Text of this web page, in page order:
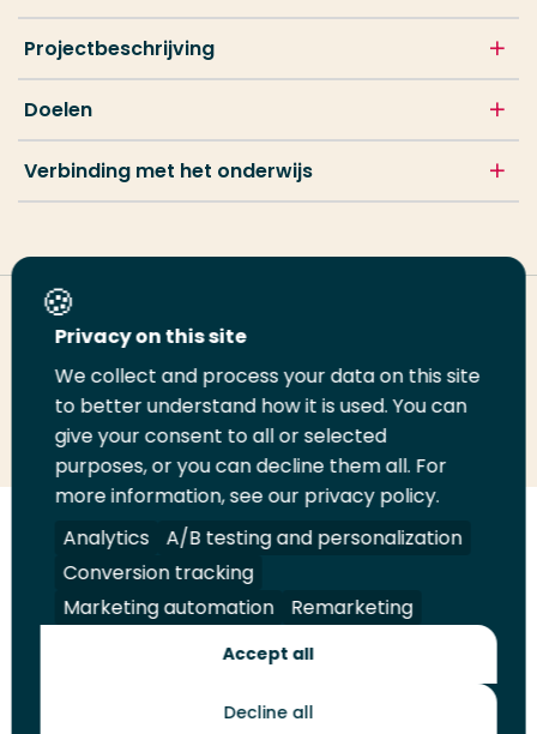
Projectbeschrijving
Doelen
Verbinding met het onderwijs
Deel deze pagina
Deel
LinkedIn
Deel
op
Twitter
Deel
op
Facebook
Email
deze
pagina
Print
deze
pagina
Volg
ons
op
LinkedIn
Volg
ons
op
Facebook
Volg
ons
op
YouTube
Volg
ons
op
Instagram
Juridisch Security A-Z Index
Contact
Toekomstmakers
Privacy on this site
We collect and process your data on this site
to better understand how it is used. You can
give your consent to all or selected
purposes, or you can decline them all. For
more information, see our privacy policy.
Analytics
A/B testing and personalization
Conversion tracking
Marketing automation
Remarketing
Accept all
Decline all